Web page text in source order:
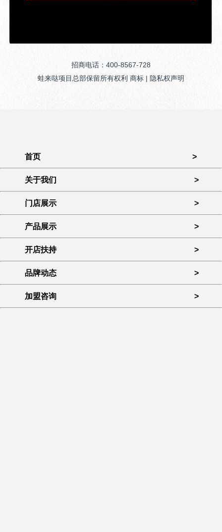
招商电话：400-8567-728
蛙来哒项目总部保留所有权利 商标 | 隐私权声明
首页 >
关于我们 >
门店展示 >
产品展示 >
开店扶持 >
品牌动态 >
加盟咨询 >